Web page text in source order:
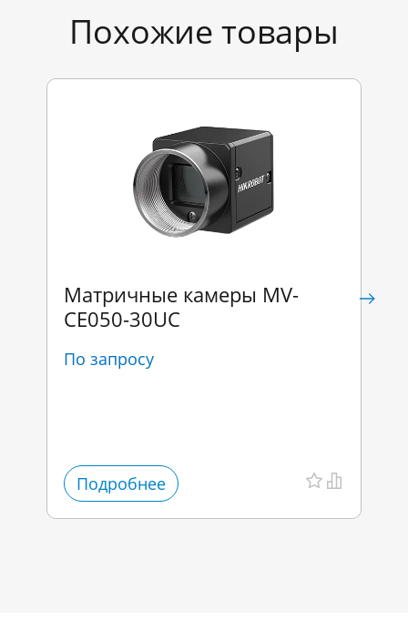
Похожие товары
Матричные камеры MV-
CE050-30UC
По запросу
Подробнее